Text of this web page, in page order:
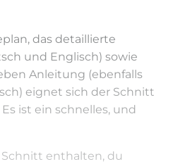
das detaillierte
und Englisch) sowie
Anleitung (ebenfalls
eignet sich der Schnitt
ist ein schnelles, und
enthalten, du